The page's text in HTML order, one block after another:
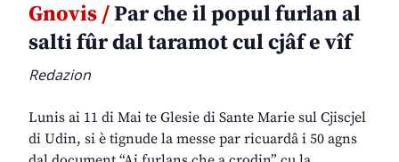
Gnovis /Par che il popul furlan al
salti fûr dal taramot cul cjâf e vîf
Redazion
Lunis ai 11 di Mai te Glesie di Sante Marie sul Cjiscjel
di Udin, si è tignude la messe par ricuardâ i 50 agns